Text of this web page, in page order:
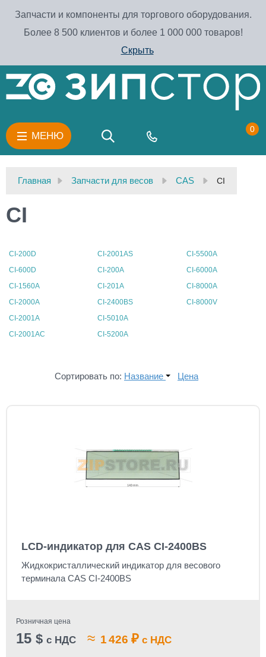
Запчасти и компоненты для торгового оборудования.
Более 8 500 клиентов и более 1 000 000 товаров!
Скрыть
МЕНЮ
0
Главная Запчасти для весов CAS CI
CI
CI-200D
CI-600D
CI-1560A
CI-2000A
CI-2001A
CI-2001AC
CI-2001AS
CI-200A
CI-201А
CI-2400BS
CI-5010A
CI-5200A
CI-5500A
CI-6000A
CI-8000A
CI-8000V
Сортировать по: Название Цена
LCD-индикатор для CAS CI-2400BS
Жидкокристаллический индикатор для весового
терминала CAS CI-2400BS
Розничная цена
15 $ с НДС ≈ 1 426 ₽ с НДС